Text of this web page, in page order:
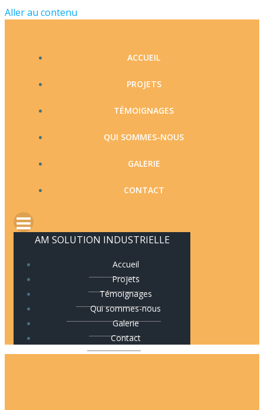
Aller au contenu
ACCUEIL
PROJETS
TÉMOIGNAGES
QUI SOMMES-NOUS
GALERIE
CONTACT
AM SOLUTION INDUSTRIELLE
Accueil
Projets
Témoignages
Qui sommes-nous
Galerie
Contact